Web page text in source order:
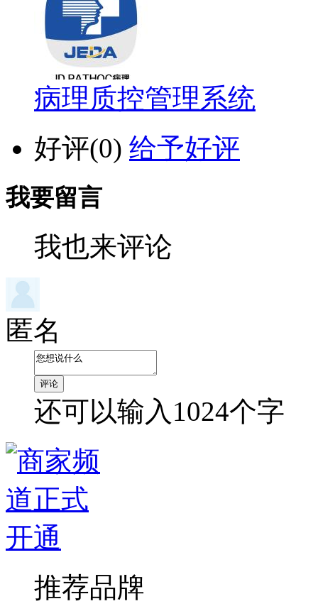
病理质控管理系统
好评(0) 给予好评
我要留言
我也来评论
匿名
还可以输入 1024个字
推荐品牌